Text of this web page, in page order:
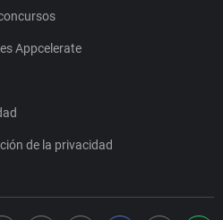
Appcelerate
de la privacidad